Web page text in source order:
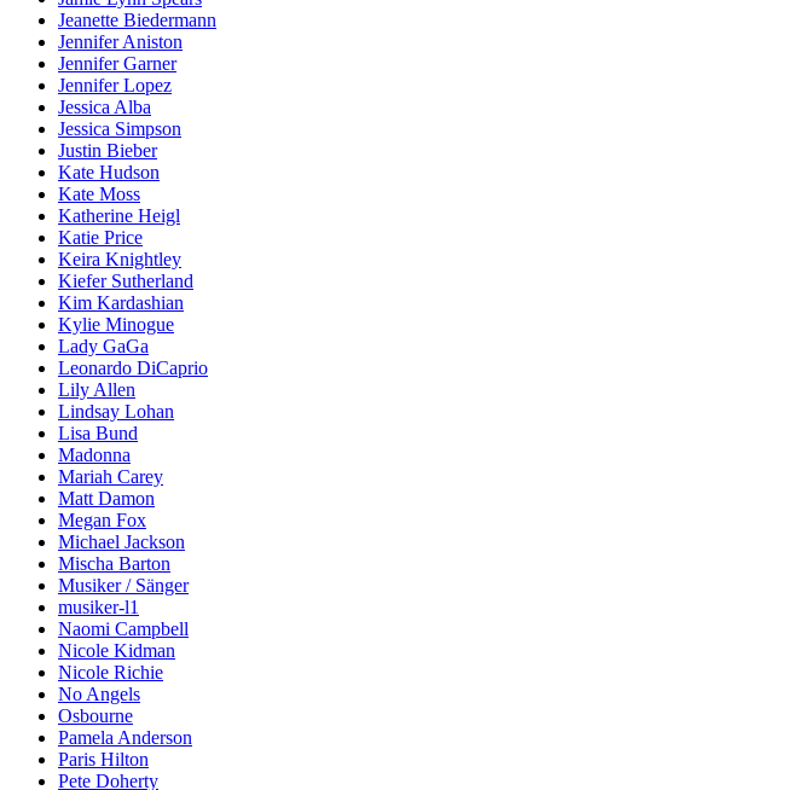
Jeanette Biedermann
Jennifer Aniston
Jennifer Garner
Jennifer Lopez
Jessica Alba
Jessica Simpson
Justin Bieber
Kate Hudson
Kate Moss
Katherine Heigl
Katie Price
Keira Knightley
Kiefer Sutherland
Kim Kardashian
Kylie Minogue
Lady GaGa
Leonardo DiCaprio
Lily Allen
Lindsay Lohan
Lisa Bund
Madonna
Mariah Carey
Matt Damon
Megan Fox
Michael Jackson
Mischa Barton
Musiker / Sänger
musiker-l1
Naomi Campbell
Nicole Kidman
Nicole Richie
No Angels
Osbourne
Pamela Anderson
Paris Hilton
Pete Doherty